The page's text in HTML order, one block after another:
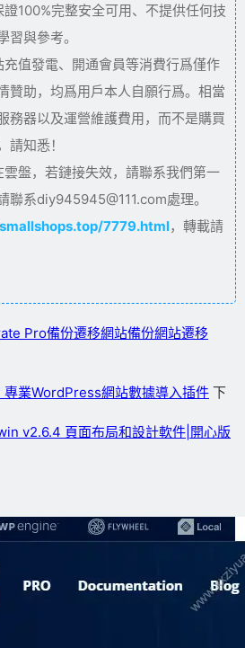
100%完整安全可用、不提供任何技
與參考。
值發電、開通會員等消費行爲僅作
贊助，均爲用戶本人自願行爲。相當
務器以及運營維護費用，而不是購買
知悉！
盤，若鏈接失效，請聯系我們第一
聯系diy945945@111.com處理。
7779.html，轉載請
Pro備份遷移網站備份網站遷移
業WordPress網站數據導入插件 下
v2.6.4 頁面布局和設計軟件|開心版